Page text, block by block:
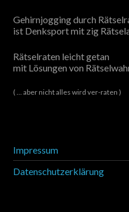
Gehirnjogging durch
ist Denksport mit zig
Rätselraten leicht getan
mit Lösungen von
( ... aber nicht alles wird ver-raten )
Impressum
Datenschutzerklärung